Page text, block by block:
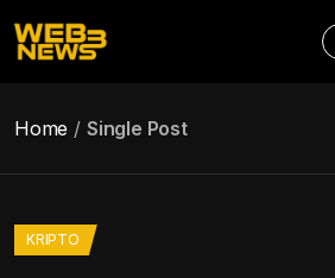
Home Single Post
KRIPTO